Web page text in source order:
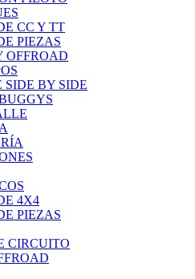
CC Y TT
PIEZAS
OFFROAD
SIDE BY SIDE
4X4
PIEZAS
CIRCUITO